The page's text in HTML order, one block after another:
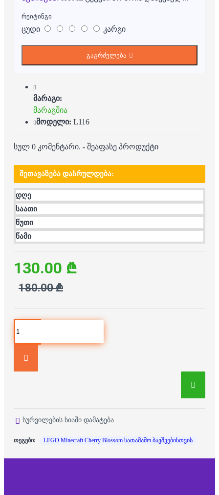
რეიტინგი
ცუდი კარგი
გაგრძელება
მარაგი:
მარაგშია
მოდელი: L116
სულ 0 კომენტარი. - შეაფასე პროდუქტი
ᲨᲔᲗᲐᲕᲐᲖᲔᲑᲐ ᲓᲐᲡᲠᲣᲚᲓᲔᲑᲐ:
დღე
საათი
წუთი
წამი
130.00 ₾
180.00 ₾
სურვილების სიაში დამატება
თეგები: LEGO Minecraft Cherry Blossom სათამაშო ბავშვებისთვის